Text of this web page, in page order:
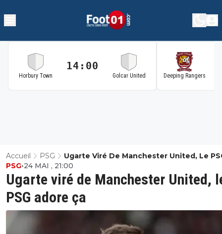
Horbury Town
14:00
Golcar United Deeping Rangers
Accueil PSG
Ugarte Viré De Manchester United, Le
Adore Ça
Ugarte viré de Manchester United,
PSG adore ça
PSG•24 MAI , 21:00